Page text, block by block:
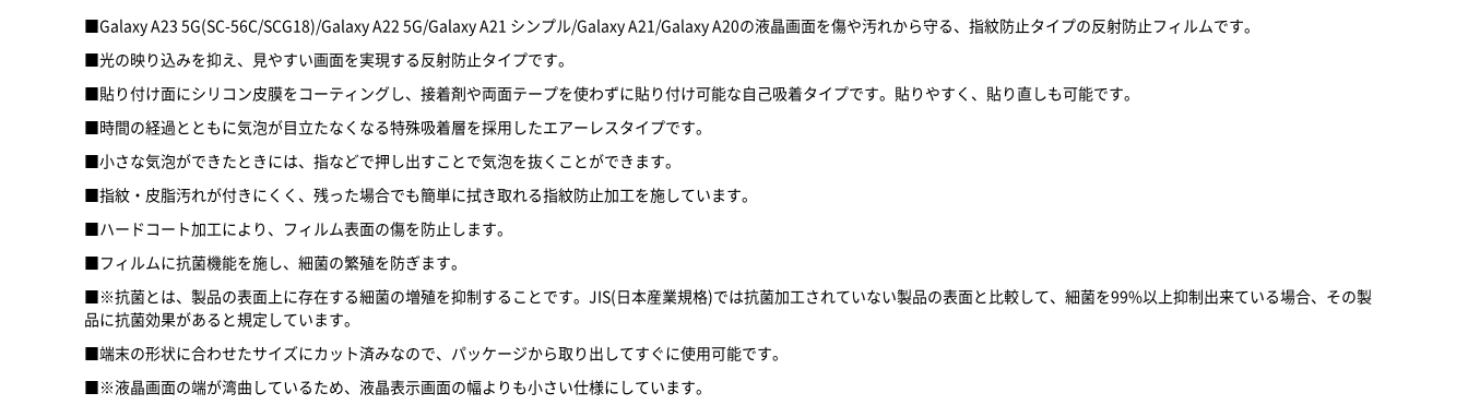
■Galaxy A23 5G(SC-56C/SCG18)/Galaxy A22 5G/Galaxy A21 シンプル/Galaxy A21/Galaxy A20の液晶画面を傷や汚れから守る、指紋防止タイプの反射防止フィルムです。
■光の映り込みを抑え、見やすい画面を実現する反射防止タイプです。
■貼り付け面にシリコン皮膜をコーティングし、接着剤や両面テープを使わずに貼り付け可能な自己吸着タイプです。貼りやすく、貼り直しも可能です。
■時間の経過とともに気泡が目立たなくなる特殊吸着層を採用したエアーレスタイプです。
■小さな気泡ができたときには、指などで押し出すことで気泡を抜くことができます。
■指紋・皮脂汚れが付きにくく、残った場合でも簡単に拭き取れる指紋防止加工を施しています。
■ハードコート加工により、フィルム表面の傷を防止します。
■フィルムに抗菌機能を施し、細菌の繁殖を防ぎます。
■※抗菌とは、製品の表面上に存在する細菌の増殖を抑制することです。JIS(日本産業規格)では抗菌加工されていない製品の表面と比較して、細菌を99%以上抑制出来ている場合、その製
品に抗菌効果があると規定しています。
■端末の形状に合わせたサイズにカット済みなので、パッケージから取り出してすぐに使用可能です。
■※液晶画面の端が湾曲しているため、液晶表示画面の幅よりも小さい仕様にしています。